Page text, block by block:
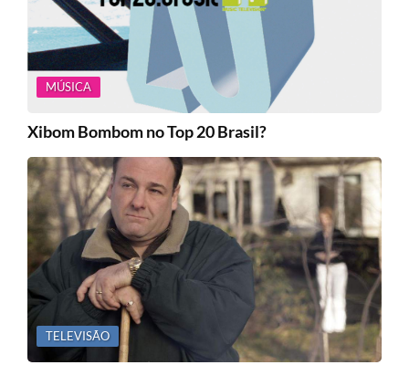
MÚSICA
Xibom Bombom no Top 20 Brasil?
TELEVISÃO